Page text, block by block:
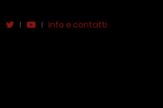
Info e contatti